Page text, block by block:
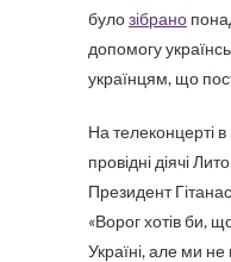
булозібрано
допомогу
українцям, що
На телеконцерті
провідні діячі
Президент
«Ворог хотів би,
Україні, але ми